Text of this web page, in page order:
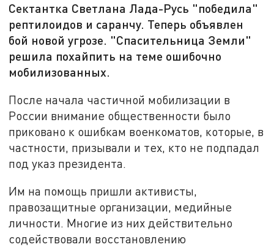
Сектантка Светлана Лада-Русь "победила"
рептилоидов и саранчу. Теперь объявлен
бой новой угрозе. "Спасительница Земли"
решила похайпить на теме ошибочно
мобилизованных.
После начала частичной мобилизации в
России внимание общественности было
приковано к ошибкам военкоматов, которые, в
частности, призывали и тех, кто не подпадал
под указ президента.
Им на помощь пришли активисты,
правозащитные организации, медийные
личности. Многие из них действительно
содействовали восстановлению